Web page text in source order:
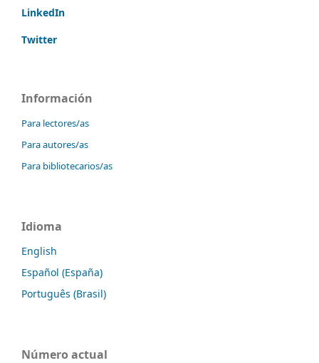
LinkedIn
Twitter
Información
Para lectores/as
Para autores/as
Para bibliotecarios/as
Idioma
English
Español (España)
Português (Brasil)
Número actual